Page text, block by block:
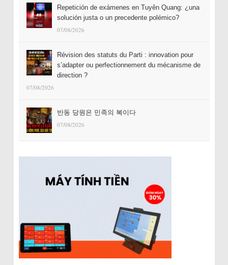
Repetición de exámenes en Tuyên Quang: ¿una
solución justa o un precedente polémico?
07/08/2026
Révision des statuts du Parti : innovation pour
s’adapter ou perfectionnement du mécanisme de
direction ?
07/08/2026
반동 당원은 민족의 복이다
07/08/2026